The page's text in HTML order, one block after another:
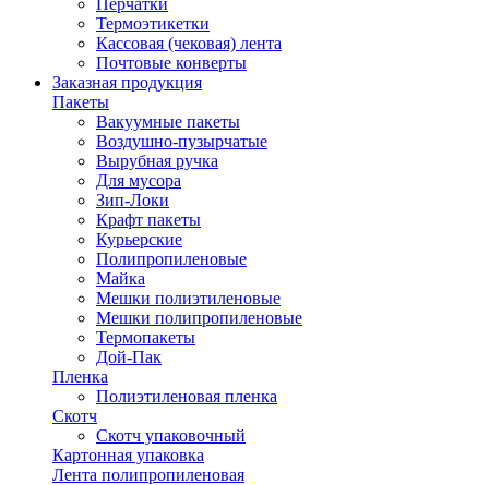
Термоэтикетки
Кассовая (чековая) лента
Почтовые конверты
Заказная продукция
Пакеты
Вакуумные пакеты
Воздушно-пузырчатые
Вырубная ручка
Для мусора
Зип-Локи
Крафт пакеты
Курьерские
Полипропиленовые
Майка
Мешки полиэтиленовые
Мешки полипропиленовые
Термопакеты
Дой-Пак
Пленка
Полиэтиленовая пленка
Скотч
Скотч упаковочный
Картонная упаковка
Лента полипропиленовая